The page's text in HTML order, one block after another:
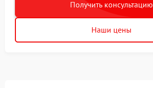
Получить консультацию
Наши цены